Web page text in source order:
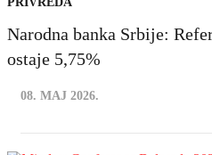
Narodna banka Srbije:
ostaje 5,75%
08. MAJ 2026.